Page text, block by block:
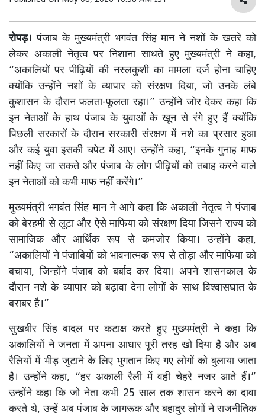
रोपड़। पंजाब के मुख्यमंत्री भगवंत सिंह मान ने नशों के खतरे को
लेकर अकाली नेतृत्व पर निशाना साधते हुए मुख्यमंत्री ने कहा,
“अकालियों पर पीढ़ियों की नस्लकुशी का मामला दर्ज होना चाहिए
क्योंकि उन्होंने नशों के व्यापार को संरक्षण दिया, जो उनके लंबे
कुशासन के दौरान फलता-फूलता रहा।” उन्होंने जोर देकर कहा कि
इन नेताओं के हाथ पंजाब के युवाओं के खून से रंगे हुए हैं क्योंकि
पिछली सरकारों के दौरान सरकारी संरक्षण में नशे का प्रसार हुआ
और कई युवा इसकी चपेट में आए। उन्होंने कहा, “इनके गुनाह माफ
नहीं किए जा सकते और पंजाब के लोग पीढ़ियों को तबाह करने वाले
इन नेताओं को कभी माफ नहीं करेंगे।”
मुख्यमंत्री भगवंत सिंह मान ने आगे कहा कि अकाली नेतृत्व ने पंजाब
को बेरहमी से लूटा और ऐसे माफिया को संरक्षण दिया जिसने राज्य को
सामाजिक और आर्थिक रूप से कमजोर किया। उन्होंने कहा,
“अकालियों ने पंजाबियों को भावनात्मक रूप से तोड़ा और माफिया को
बचाया, जिन्होंने पंजाब को बर्बाद कर दिया। अपने शासनकाल के
दौरान नशे के व्यापार को बढ़ावा देना लोगों के साथ विश्वासघात के
बराबर है।”
सुखबीर सिंह बादल पर कटाक्ष करते हुए मुख्यमंत्री ने कहा कि
अकालियों ने जनता में अपना आधार पूरी तरह खो दिया है और अब
रैलियों में भीड़ जुटाने के लिए भुगतान किए गए लोगों को बुलाया जाता
है। उन्होंने कहा, “हर अकाली रैली में वही चेहरे नजर आते हैं।”
उन्होंने कहा कि जो नेता कभी 25 साल तक शासन करने का दावा
करते थे, उन्हें अब पंजाब के जागरूक और बहादुर लोगों ने राजनीतिक